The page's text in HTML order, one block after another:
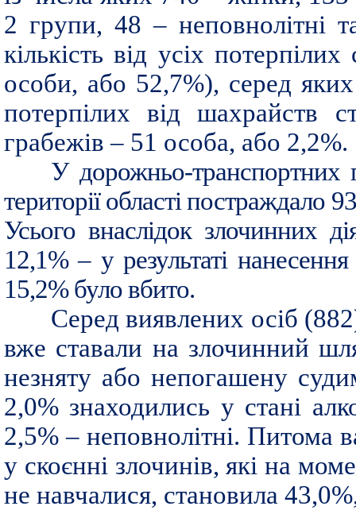
2 групи, 48 – неповнолітні
кількість від усіх
особи, або 52,7%), серед
потерпілих від шахрайств
грабежів – 51 особа, або 2,2%.
У дорожньо-транспортних
території області постраждало
Усього внаслідок злочинних
12,1% – у результаті
15,2% було вбито.
Серед виявлених осіб
вже ставали на злочинний
незняту або непогашену
2,0% знаходились у стані
2,5% – неповнолітні. Питома
у скоєнні злочинів, які на
не навчалися, становила